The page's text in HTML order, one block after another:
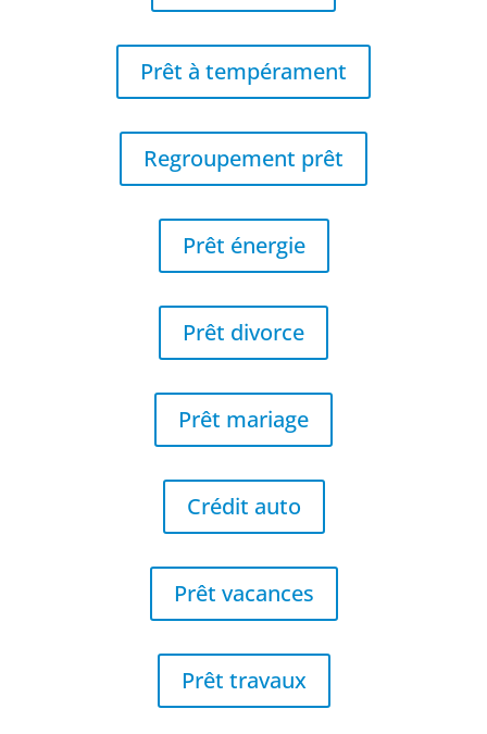
Prêt à tempérament
Regroupement prêt
Prêt énergie
Prêt divorce
Prêt mariage
Crédit auto
Prêt vacances
Prêt travaux